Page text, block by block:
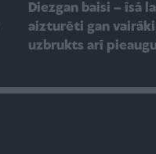
Diezgan baisi – īsā
aizturēti gan
uzbrukts arī